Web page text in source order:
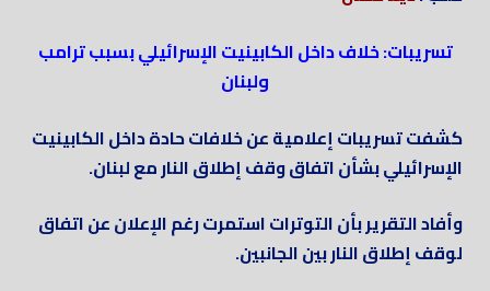
تسريبات: خلاف داخل الكابينيت الإسرائيلي بسبب ترامب
ولبنان
كشفت تسريبات إعلامية عن خلافات حادة داخل الكابينيت
الإسرائيلي بشأن اتفاق وقف إطلاق النار مع لبنان.
وأفاد التقرير بأن التوترات استمرت رغم الإعلان عن اتفاق
لوقف إطلاق النار بين الجانبين.